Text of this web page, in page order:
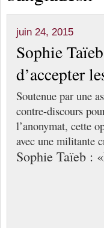
juin 24, 2015
Sophie
d’accepter
Soutenue par une
contre-discours
l’anonymat, cette
avec une militante
Sophie Taïeb :